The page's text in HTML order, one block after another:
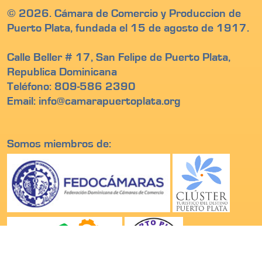
© 2026. Cámara de Comercio y Produccion de
Puerto Plata, fundada el 15 de agosto de 1917.
Calle Beller # 17, San Felipe de Puerto Plata,
Republica Dominicana
Teléfono: 809-586 2390
Email: info@camarapuertoplata.org
Somos miembros de: